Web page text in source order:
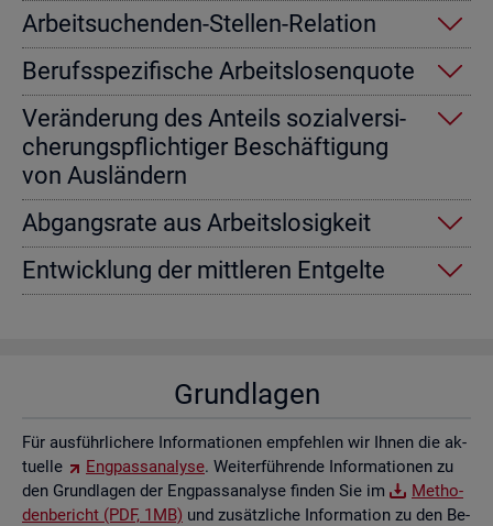
Ar­beit­su­chen­den-Stel­len-Re­la­ti­on
Be­rufs­spe­zi­fi­sche Ar­beits­lo­sen­quo­te
Ver­än­de­rung des An­teils so­zi­al­ver­si­
che­rungs­pflich­ti­ger Be­schäf­ti­gung
von Aus­län­dern
Ab­gangs­ra­te aus Ar­beits­lo­sig­keit
Ent­wick­lung der mitt­le­ren Ent­gel­te
Grund­la­gen
Für aus­führ­li­che­re In­for­ma­tio­nen emp­feh­len wir Ihnen die ak­
tu­el­le
Eng­pass­ana­ly­se. Wei­ter­füh­ren­de In­for­ma­tio­nen zu
den Grund­la­gen der Eng­pass­ana­ly­se fin­den Sie im
Me­tho­
den­be­richt (PDF, 1MB) und zu­sätz­li­che In­for­ma­ti­on zu den Be­